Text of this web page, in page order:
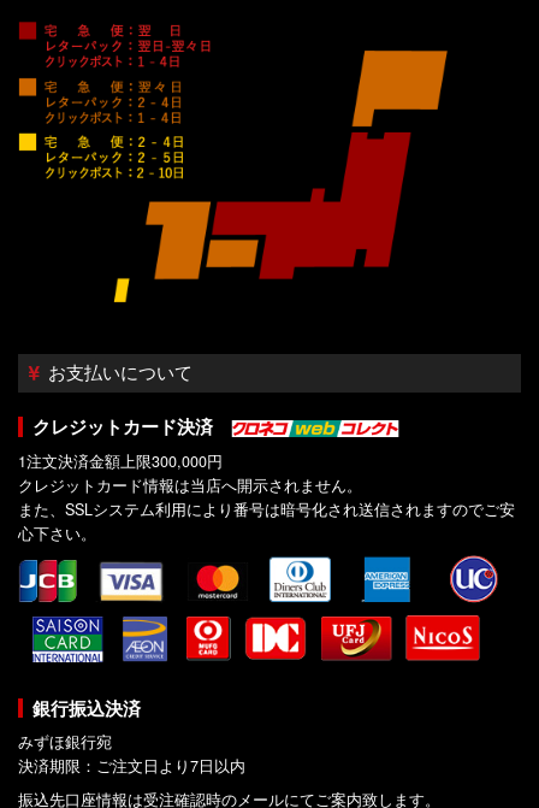
お支払いについて
クレジットカード決済
1注文決済金額上限300,000円
クレジットカード情報は当店へ開示されません。
また、SSLシステム利用により番号は暗号化され送信されますのでご安
心下さい。
銀行振込決済
みずほ銀行宛
決済期限：ご注文日より7日以内
振込先口座情報は受注確認時のメールにてご案内致します。